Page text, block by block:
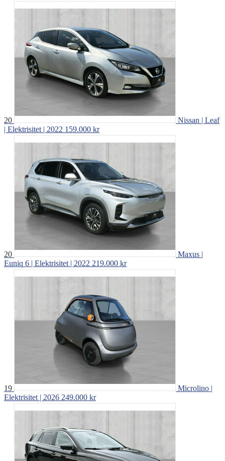
20
Nissan | Leaf
| Elektrisitet | 2022 159.000 kr
20
Maxus |
Euniq 6 | Elektrisitet | 2022 219.000 kr
19
Microlino |
Elektrisitet | 2026 249.000 kr